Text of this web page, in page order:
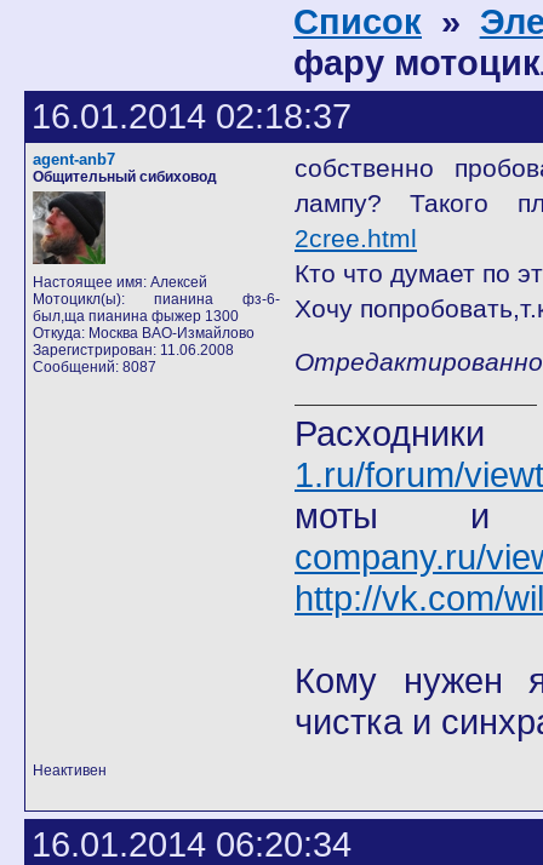
Список »
фару
16.01.2014 02:18:37
agent-anb7
Общительный сибиховод
Настоящее имя: Алексей
Мотоцикл(ы): пианина фз-6-
был,ща пианина фыжер 1300
Откуда: Москва ВАО-Измайлово
Зарегистрирован: 11.06.2008
Сообщений: 8087
собственно
лампу? Такого
2cree.html
Кто что думает по
Хочу
1.ru/forum/
company.ru/
http://vk.com/
Кому нужен
чистка и
Неактивен
16.01.2014 06:20:34